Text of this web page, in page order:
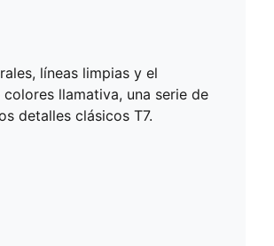
líneas limpias y el
llamativa, una serie de
detalles clásicos T7.